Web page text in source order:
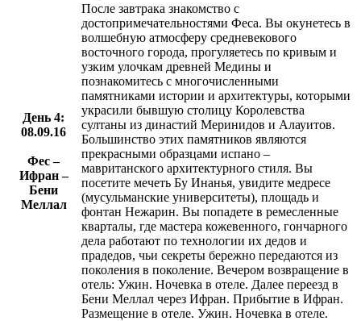
День 4:
08.09.16
Фес –
Ифран –
Бени
Меллал
После завтрака знакомство с
достопримечательностями Феса. Вы окунетесь в
волшебную атмосферу средневекового
восточного города, прогуляетесь по кривым и
узким улочкам древней Медины и
познакомитесь с многочисленными
памятниками истории и архитектуры, которыми
украсили бывшую столицу Королевства
султаны из династий Меринидов и Алауитов.
Большинство этих памятников являются
прекрасными образцами испано –
мавританского архитектурного стиля. Вы
посетите мечеть Бу Инанья, увидите медресе
(мусульманские университеты), площадь и
фонтан Нежарин. Вы попадете в ремесленные
кварталы, где мастера кожевенного, гончарного
дела работают по технологии их дедов и
прадедов, чьи секреты бережно передаются из
поколения в поколение. Вечером возвращение в
отель: Ужин. Ночевка в отеле. Далее переезд в
Бени Меллал через Ифран. Прибытие в Ифран.
Размещение в отеле. Ужин. Ночевка в отеле.